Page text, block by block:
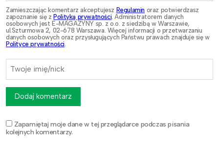
Zamieszczając komentarz akceptujesz Regulamin oraz potwierdzasz
zapoznanie się zPolityką prywatności . Administratorem danych
osobowych jest E-MAGAZYNY sp. z o.o. z siedzibą w Warszawie,
ul.Szturmowa 2, 02-678 Warszawa. Więcej informacji o przetwarzaniu
danych osobowych oraz przysługujących Państwu prawach znajduje się w
Polityce prywatności
Zapamiętaj moje dane w tej przeglądarce podczas pisania
kolejnych komentarzy.
Dodaj komentarz